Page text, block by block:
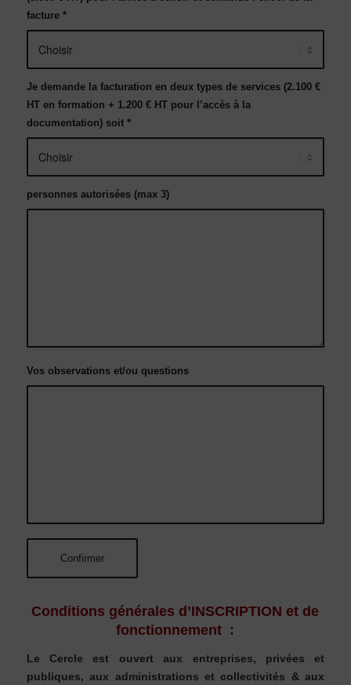
facture *
Je demande la facturation en deux types de services (2.100 €
HT en formation + 1.200 € HT pour l’accès à la
documentation) soit *
personnes autorisées (max 3)
Vos observations et/ou questions
Conditions générales d’INSCRIPTION et de
fonctionnement :
Le Cercle est ouvert aux entreprises, privées et
publiques, aux administrations et collectivités & aux